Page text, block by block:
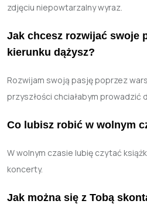
zdjęciu niepowtarzalny wyraz.
Jak chcesz rozwijać swoje
kierunku dążysz?
Rozwijam swoją pasję poprzez
przyszłości chciałabym prowadzić
Co lubisz robić w wolnym
W wolnym czasie lubię czytać
koncerty.
Jak można się z Tobą